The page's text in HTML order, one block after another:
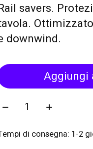
savers.
downwind.
Aggiungi
Quantità:
di consegna: 1-2